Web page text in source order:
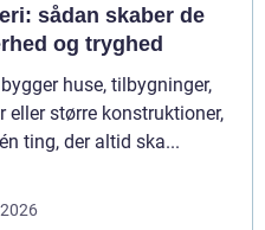
sådan skaber de
og tryghed
huse, tilbygninger,
eller større konstruktioner,
ting, der altid ska...